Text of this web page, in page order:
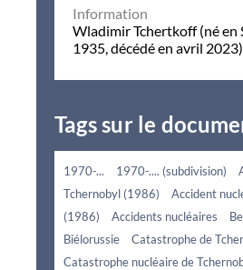
Information
Wladimir Tchertkoff (né en
1935, décédé en avril
Tags sur le
1970-... 1970-.... (subdivision)
Tchernobyl (1986)
Accident
(1986)
Accidents nucléaires
Biélorussie
Catastrophe de
Catastrophe nucléaire de